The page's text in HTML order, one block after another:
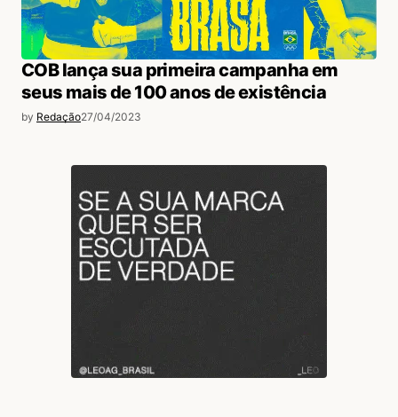
COB lança sua primeira campanha em
seus mais de 100 anos de existência
by Redação27/04/2023